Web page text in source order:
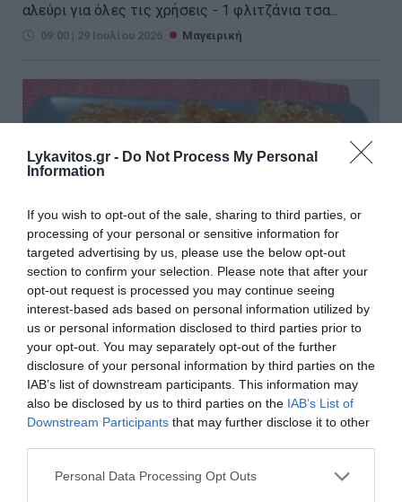
Lykavitos.gr - Do Not Process My Personal
Information
If you wish to opt-out of the sale, sharing to third parties, or
processing of your personal or sensitive information for
targeted advertising by us, please use the below opt-out
section to confirm your selection. Please note that after your
opt-out request is processed you may continue seeing
interest-based ads based on personal information utilized by
us or personal information disclosed to third parties prior to
your opt-out. You may separately opt-out of the further
disclosure of your personal information by third parties on the
IAB’s list of downstream participants. This information may
also be disclosed by us to third parties on the IAB’s List of
Downstream Participants that may further disclose it to other
Please note that this website/app uses one or more Google
Personal Data Processing Opt Outs
αλεύρι για όλες τις χρήσεις - 1 φλιτζάνια τσα...
09:00 | 29 Ιουλίου 2026 Μαγειρική
Παστουρμαδόπιτα
Για 4 άτομα Ετοιμασία: 10 λεπτά Μαγείρεμα: 20
λεπτά Υλικά - 1 φύλλο σφολιάτας - Λίγο Βιτάμ (για
09:00 | 25 Ιουλίου 2026 Μαγειρική